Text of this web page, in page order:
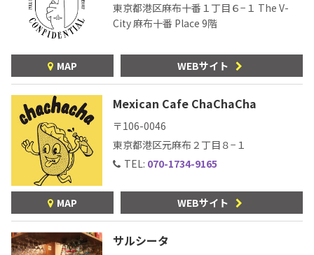
東京都港区麻布十番１丁目６−１ The V-
City 麻布十番 Place 9階
MAP WEBサイト
Mexican Cafe ChaChaCha
〒106-0046
東京都港区元麻布２丁目８−１
TEL: 070-1734-9165
MAP WEBサイト
サルシータ